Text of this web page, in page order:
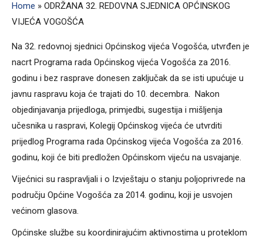
Home » ODRŽANA 32. REDOVNA SJEDNICA OPĆINSKOG
VIJEĆA VOGOŠĆA
Na 32. redovnoj sjednici Općinskog vijeća Vogošća, utvrđen je
nacrt Programa rada Općinskog vijeća Vogošća za 2016.
godinu i bez rasprave donesen zaključak da se isti upućuje u
javnu raspravu koja će trajati do 10. decembra. Nakon
objedinjavanja prijedloga, primjedbi, sugestija i mišljenja
učesnika u raspravi, Kolegij Općinskog vijeća će utvrditi
prijedlog Programa rada Općinskog vijeća Vogošća za 2016.
godinu, koji će biti predložen Općinskom vijeću na usvajanje.
Vijećnici su raspravljali i o Izvještaju o stanju poljoprivrede na
području Općine Vogošća za 2014. godinu, koji je usvojen
većinom glasova.
Općinske službe su koordinirajućim aktivnostima u proteklom